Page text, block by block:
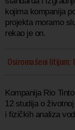
kojima kompanija
projekta moramo
rekao je on.
Osiromašeni litijum:
Kompanija Rio
12 studija o
i fizičkih analiza